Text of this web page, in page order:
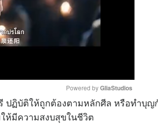
M
Powered by GliaStudios
ฏิบัติให้ถูกต้องตามหลักศีล หรือทำบุญ
ห้มีความสงบสุขในชีวิต